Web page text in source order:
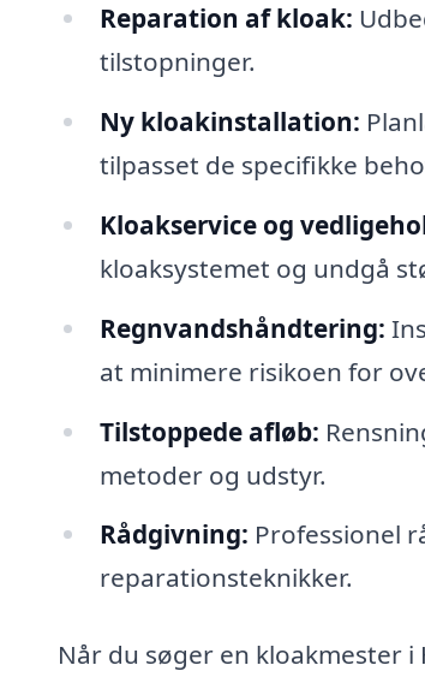
Reparation af kloak:
tilstopninger.
Ny kloakinstallation:
tilpasset de specifikke
Kloakservice og
kloaksystemet og undgå
Regnvandshåndtering:
at minimere risikoen for
Tilstoppede afløb:
metoder og udstyr.
Rådgivning: Professionel
reparationsteknikker.
Når du søger en kloakmester